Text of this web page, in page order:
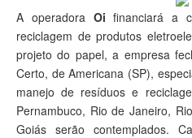
A operadora Oi financiará a
reciclagem de produtos
projeto do papel, a empresa
Certo, de Americana (SP),
manejo de resíduos e
Pernambuco, Rio de Janeiro,
Goiás serão contemplados.